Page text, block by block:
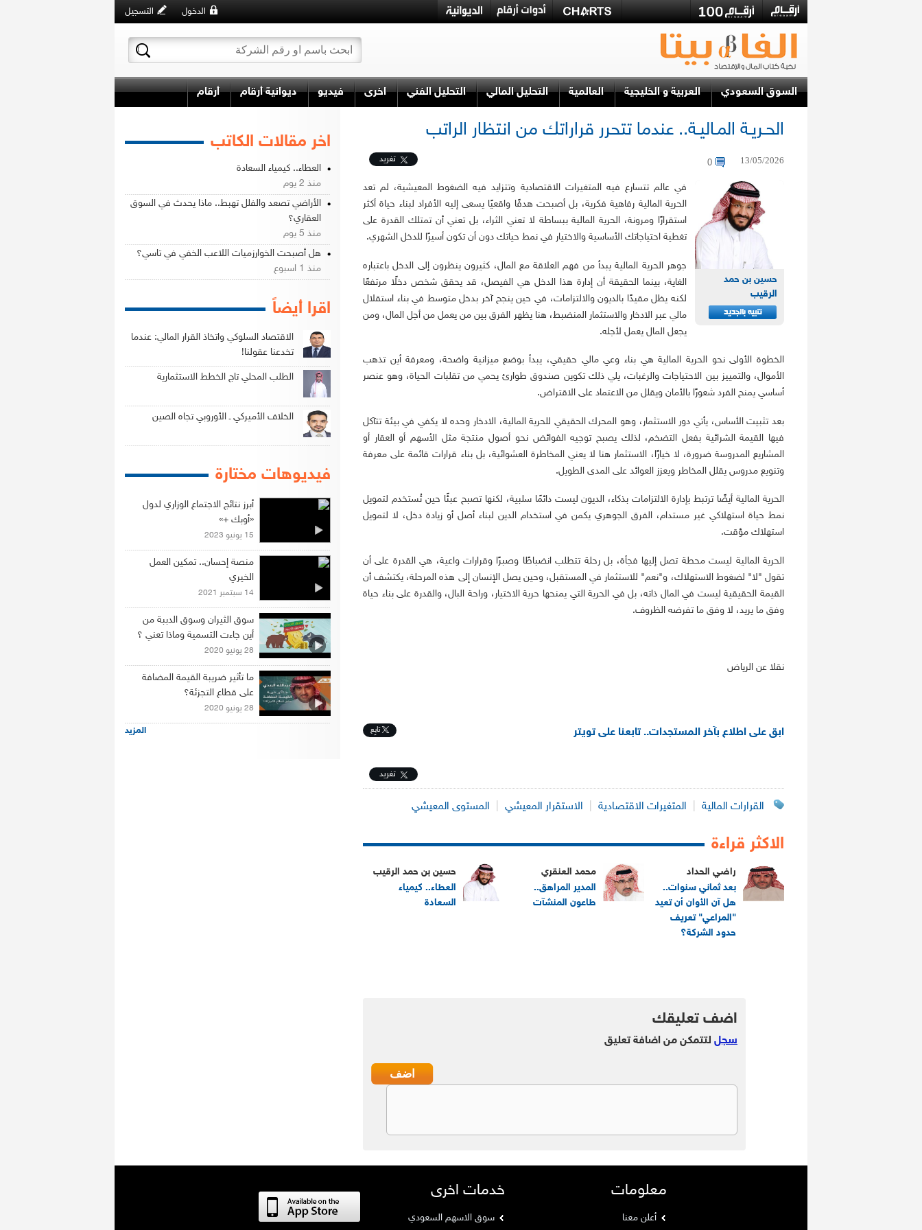
التسجيل الدخول
السوق السعودي العربية و الخليجية العالمية التحليل المالي التحليل الفني اخرى فيديو ديوانية أرقام أرقام
الحـريـة المـاليـة.. عندما تتحرر قراراتك من انتظار الراتب
13/05/2026
0 تغريد
حسين بن حمد
الرقيب
في عالم تتسارع فيه المتغيرات الاقتصادية وتتزايد فيه الضغوط المعيشية، لم تعد
الحرية المالية رفاهية فكرية، بل أصبحت هدفًا واقعيًا يسعى إليه الأفراد لبناء حياة أكثر
استقرارًا ومرونة، الحرية المالية ببساطة لا تعني الثراء، بل تعني أن تمتلك القدرة على
تغطية احتياجاتك الأساسية والاختيار في نمط حياتك دون أن تكون أسيرًا للدخل الشهري.
جوهر الحرية المالية يبدأ من فهم العلاقة مع المال، كثيرون ينظرون إلى الدخل باعتباره
الغاية، بينما الحقيقة أن إدارة هذا الدخل هي الفيصل، قد يحقق شخص دخلًا مرتفعًا
لكنه يظل مقيدًا بالديون والالتزامات، في حين ينجح آخر بدخل متوسط في بناء استقلال
مالي عبر الادخار والاستثمار المنضبط، هنا يظهر الفرق بين من يعمل من أجل المال، ومن
يجعل المال يعمل لأجله.
الخطوة الأولى نحو الحرية المالية هي بناء وعي مالي حقيقي، يبدأ بوضع ميزانية واضحة، ومعرفة أين تذهب
الأموال، والتمييز بين الاحتياجات والرغبات، يلي ذلك تكوين صندوق طوارئ يحمي من تقلبات الحياة، وهو عنصر
أساسي يمنح الفرد شعورًا بالأمان ويقلل من الاعتماد على الاقتراض.
بعد تثبيت الأساس، يأتي دور الاستثمار، وهو المحرك الحقيقي للحرية المالية، الادخار وحده لا يكفي في بيئة تتآكل
فيها القيمة الشرائية بفعل التضخم، لذلك يصبح توجيه الفوائض نحو أصول منتجة مثل الأسهم أو العقار أو
المشاريع المدروسة ضرورة، لا خيارًا، الاستثمار هنا لا يعني المخاطرة العشوائية، بل بناء قرارات قائمة على معرفة
وتنويع مدروس يقلل المخاطر ويعزز العوائد على المدى الطويل.
الحرية المالية أيضًا ترتبط بإدارة الالتزامات بذكاء، الديون ليست دائمًا سلبية، لكنها تصبح عبئًا حين تُستخدم لتمويل
نمط حياة استهلاكي غير مستدام، الفرق الجوهري يكمن في استخدام الدين لبناء أصل أو زيادة دخل، لا لتمويل
استهلاك مؤقت.
الحرية المالية ليست محطة تصل إليها فجأة، بل رحلة تتطلب انضباطًا وصبرًا وقرارات واعية، هي القدرة على أن
تقول "لا" لضغوط الاستهلاك، و"نعم" للاستثمار في المستقبل، وحين يصل الإنسان إلى هذه المرحلة، يكتشف أن
القيمة الحقيقية ليست في المال ذاته، بل في الحرية التي يمنحها حرية الاختيار، وراحة البال، والقدرة على بناء حياة
وفق ما يريد، لا وفق ما تفرضه الظروف.
نقلا عن الرياض
ابق على اطلاع بآخر المستجدات.. تابعنا على تويتر تابِع
تغريد
القرارات المالية المتغيرات الاقتصادية الاستقرار المعيشي المستوى المعيشي
الاكثر قراءة
راضي الحداد
بعد ثماني سنوات..
هل آن الأوان أن تعيد
"المراعي" تعريف
حدود الشركة؟
محمد العنقري
المدير المراهق..
طاعون المنشآت
حسين بن حمد الرقيب
العطاء.. كيمياء
السعادة
اضف تعليقك
سجل لتتمكن من اضافة تعليق
اخر مقالات الكاتب
العطاء.. كيمياء السعادة
منذ 2 يوم
الأراضي تصعد والفلل تهبط.. ماذا يحدث في السوق
العقاري؟
منذ 5 يوم
هل أصبحت الخوارزميات اللاعب الخفي في تاسي؟
منذ 1 اسبوع
اقرا أيضاً
الاقتصاد السلوكي واتخاذ القرار المالي: عندما
تخدعنا عقولنا!
الطلب المحلي تاج الخطط الاستثمارية
الخلاف الأميركي ـ الأوروبي تجاه الصين
فيديوهات مختارة
أبرز نتائج الاجتماع الوزاري لدول
«أوبك +»
15 يونيو 2023
منصة إحسان.. تمكين العمل
الخيري
14 سبتمبر 2021
سوق الثيران وسوق الدببة من
أين جاءت التسمية وماذا تعني ؟
28 يونيو 2020
ما تأثير ضريبة القيمة المضافة
على قطاع التجزئة؟
28 يونيو 2020
المزيد
معلومات
أعلن معنا
خدمات اخرى
سوق الاسهم السعودي